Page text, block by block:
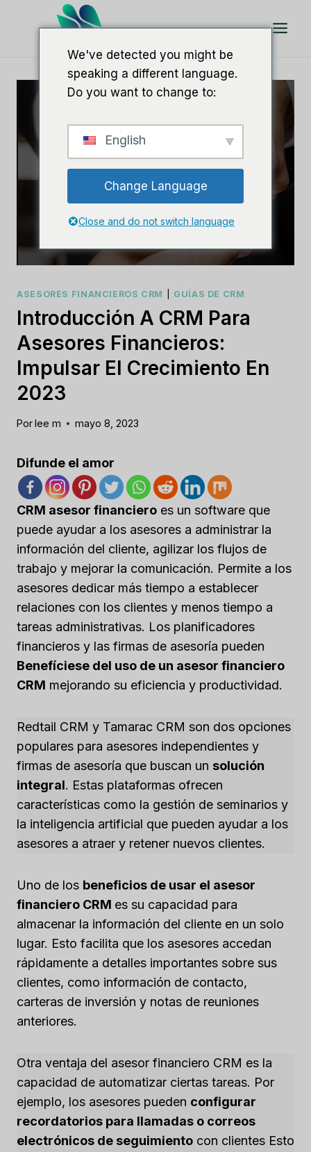
ASESORES FINANCIEROS CRM GUÍAS DE CRM
Introducción A CRM Para
Asesores Financieros:
Impulsar El Crecimiento En
2023
Porlee m mayo 8, 2023
Difunde el amor
CRM asesor financiero es un software que
puede ayudar a los asesores a administrar la
información del cliente, agilizar los flujos de
trabajo y mejorar la comunicación. Permite a los
asesores dedicar más tiempo a establecer
relaciones con los clientes y menos tiempo a
tareas administrativas. Los planificadores
financieros y las firmas de asesoría pueden
Benefíciese del uso de un asesor financiero
CRM mejorando su eficiencia y productividad.
Redtail CRM y Tamarac CRM son dos opciones
populares para asesores independientes y
firmas de asesoría que buscan un solución
integral. Estas plataformas ofrecen
características como la gestión de seminarios y
la inteligencia artificial que pueden ayudar a los
asesores a atraer y retener nuevos clientes.
Uno de los beneficios de usar el asesor
financiero CRM es su capacidad para
almacenar la información del cliente en un solo
lugar. Esto facilita que los asesores accedan
rápidamente a detalles importantes sobre sus
clientes, como información de contacto,
carteras de inversión y notas de reuniones
anteriores.
Otra ventaja del asesor financiero CRM es la
capacidad de automatizar ciertas tareas. Por
ejemplo, los asesores pueden configurar
recordatorios para llamadas o correos
electrónicos de seguimiento con clientes Esto
We've detected you might be
speaking a different language.
Do you want to change to:
English
Change Language
Close and do not switch language